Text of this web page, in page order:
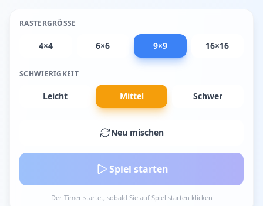
RASTERGRÖSSE
4×4 6×6 9×9 16×16
SCHWIERIGKEIT
Leicht Mittel Schwer
Neu mischen
Spiel starten
Der Timer startet, sobald Sie auf Spiel starten klicken